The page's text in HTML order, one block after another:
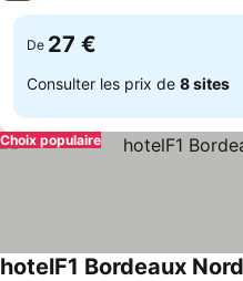
De 27 €
Consulter les prix de 8 sites
Choix populaire
hotelF1 Bordeaux